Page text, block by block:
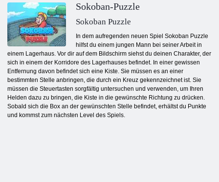
Sokoban-Puzzle
Sokoban Puzzle
In dem aufregenden neuen Spiel Sokoban Puzzle
hilfst du einem jungen Mann bei seiner Arbeit in
einem Lagerhaus. Vor dir auf dem Bildschirm siehst du deinen Charakter, der
sich in einem der Korridore des Lagerhauses befindet. In einer gewissen
Entfernung davon befindet sich eine Kiste. Sie müssen es an einer
bestimmten Stelle anbringen, die durch ein Kreuz gekennzeichnet ist. Sie
müssen die Steuertasten sorgfältig untersuchen und verwenden, um Ihren
Helden dazu zu bringen, die Kiste in die gewünschte Richtung zu drücken.
Sobald sich die Box an der gewünschten Stelle befindet, erhältst du Punkte
und kommst zum nächsten Level des Spiels.